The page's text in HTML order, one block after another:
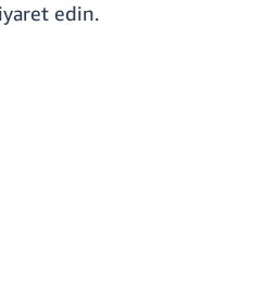
edin.